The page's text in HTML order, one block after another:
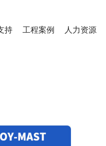
持 工程案例 人力资源